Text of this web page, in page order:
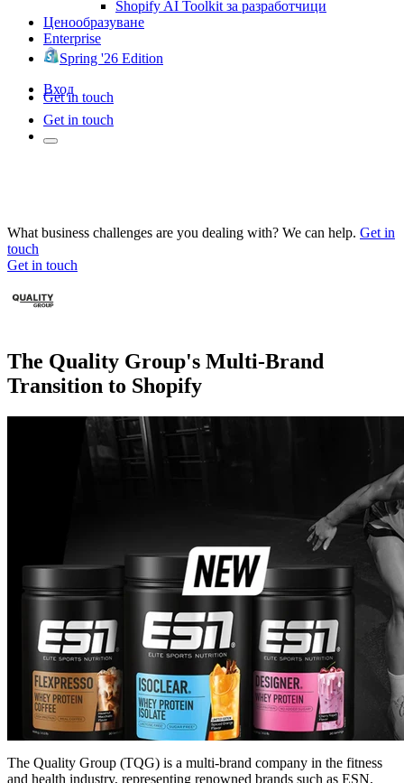
Shopify AI Toolkit за разработчици
Ценообразуване
Enterprise
Spring '26 Edition
Вход
Get in touch
Get in touch
What business challenges are you dealing with? We can help. Get in
touch
Get in touch
The Quality Group's Multi-Brand
Transition to Shopify
The Quality Group (TQG) is a multi-brand company in the fitness
and health industry, representing renowned brands such as ESN,